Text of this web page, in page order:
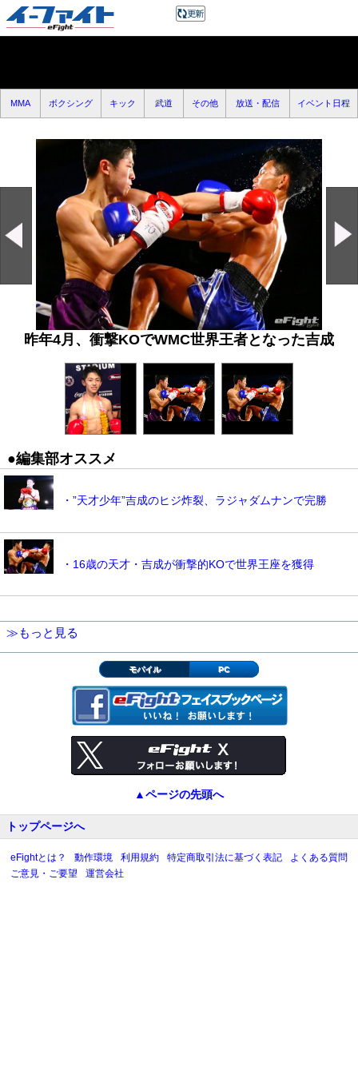
MMA ボクシング キック 武道 その他 放送・配信 イベント日程
昨年4月、衝撃KOでWMC世界王者となった吉成
●編集部オススメ
・”天才少年”吉成のヒジ炸裂、ラジャダムナンで完勝
・16歳の天才・吉成が衝撃的KOで世界王座を獲得
≫もっと見る
モバイル PC
▲ページの先頭へ
トップページへ
eFightとは？ 動作環境 利用規約 特定商取引法に基づく表記
よくある質問
ご意見・ご要望
運営会社